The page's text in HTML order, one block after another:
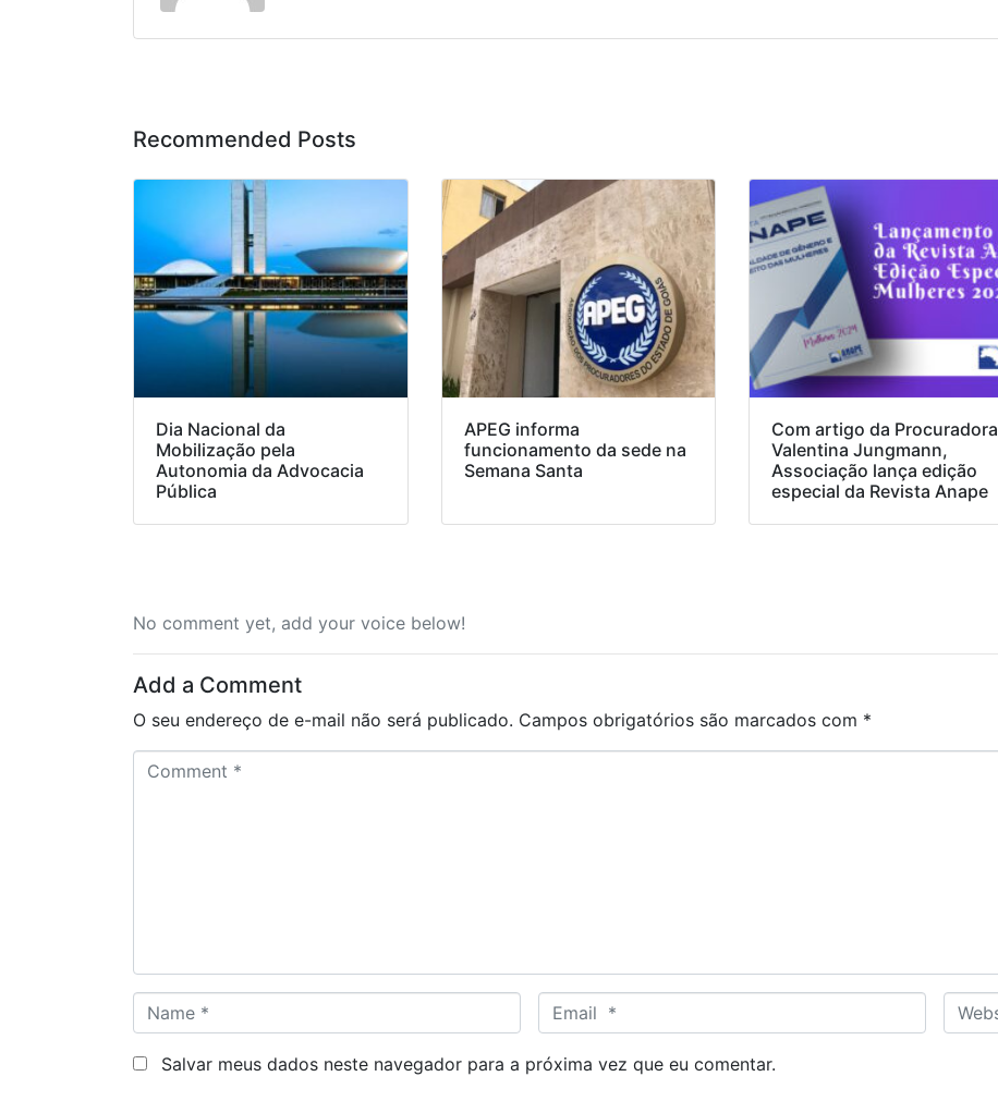
Recommended Posts
Dia Nacional da
Mobilização pela
Autonomia da Advocacia
Pública
APEG informa
funcionamento da sede na
Semana Santa
Com artigo da Procuradora
Valentina Jungmann,
Associação lança edição
especial da Revista Anape
No comment yet, add your voice below!
Add a Comment
O seu endereço de e-mail não será publicado. Campos obrigatórios são marcados com *
a
m
m
a
W
e
Salvar meus dados neste navegador para a próxima vez que eu comentar.